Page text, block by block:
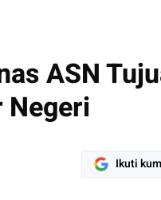
ASN
Negeri
Ikuti